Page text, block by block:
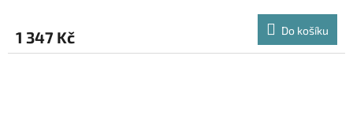
1 347 Kč Do košíku